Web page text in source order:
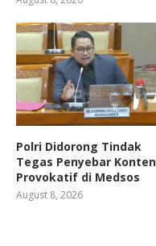
Polri Didorong Tindak
Tegas Penyebar Konten
Provokatif di Medsos
August 8, 2026